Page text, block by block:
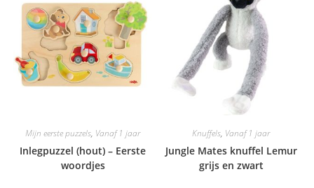
Mijn eerste puzzels, Vanaf 1 jaar
Inlegpuzzel (hout) – Eerste
woordjes
Knuffels, Vanaf 1 jaar
Jungle Mates knuffel Lemur
grijs en zwart